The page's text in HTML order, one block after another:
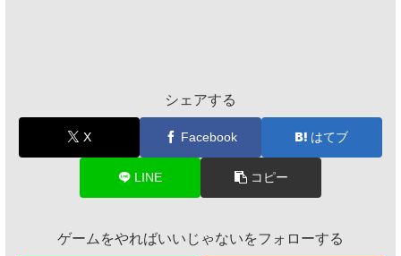
シェアする
X Facebook はてブ
LINE コピー
ゲームをやればいいじゃないをフォローする